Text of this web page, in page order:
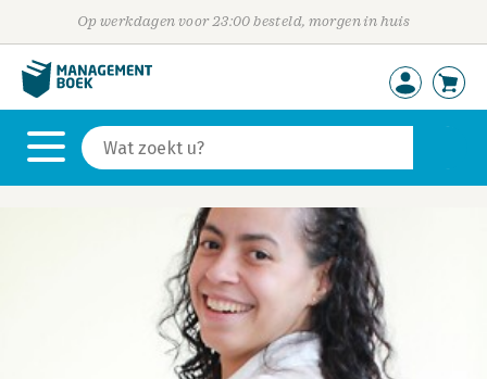
Op werkdagen voor 23:00 besteld, morgen in huis